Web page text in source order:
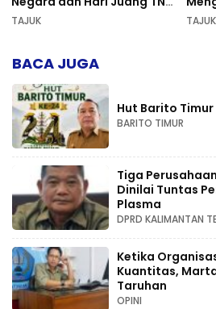
AD di Palangka Raya
TAJUK
Pers
TAJUK
BACA JUGA
Hut Barito Timur
BARITO TIMUR
Tiga
Dinilai Tuntas
Plasma
DPRD KALIMANTAN
Ketika
Kuantitas,
Taruhan
OPINI